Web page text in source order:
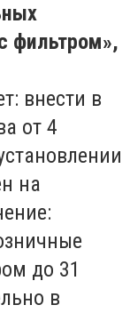
фильтром»,
внести в
от 4
на
до 31
в